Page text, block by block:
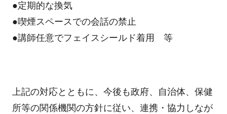
●定期的な換気
●喫煙スペースでの会話の禁止
●講師任意でフェイスシールド着用 等
上記の対応とともに、今後も政府、自治体、保健
所等の関係機関の方針に従い、連携・協力しなが